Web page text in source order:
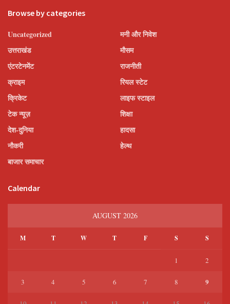
Browse by categories
Uncategorized
उत्तराखंड
एंटरटेनमेंट
क्राइम
क्रिकेट
टेक न्यूज़
देश-दुनिया
नौकरी
बाजार समाचार
मनी और निवेश
मौसम
राजनीती
रियल स्टेट
लाइफ स्टाइल
शिक्षा
हादसा
हेल्थ
Calendar
AUGUST 2026
M T W T F S S
1 2
3 4 5 6 7 8 9